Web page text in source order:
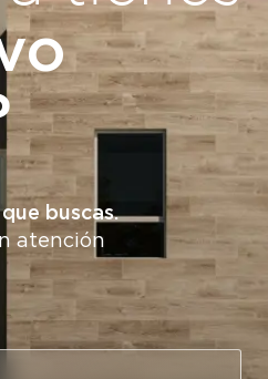
buscas.
atención